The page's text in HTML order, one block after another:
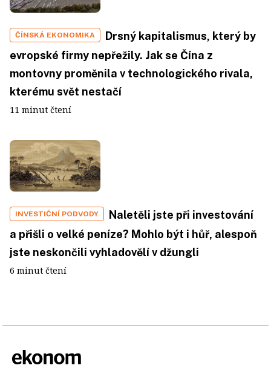
ČÍNSKÁ EKONOMIKA
Drsný kapitalismus, který by
evropské firmy nepřežily. Jak se Čína z
montovny proměnila v technologického rivala,
kterému svět nestačí
11 minut čtení
INVESTIČNÍ PODVODY
Naletěli jste při investování
a přišli o velké peníze? Mohlo být i hůř, alespoň
jste neskončili vyhladovělí v džungli
6 minut čtení